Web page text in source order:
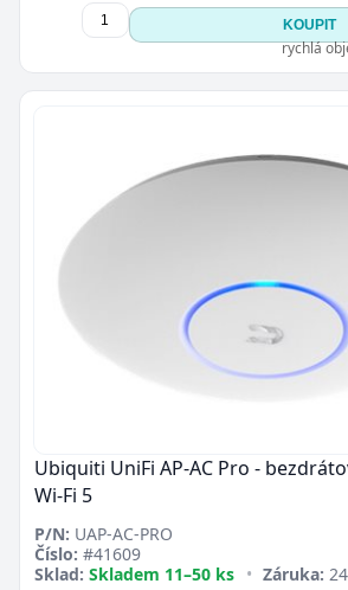
KOUPIT
rychlá
Ubiquiti UniFi AP-AC Pro -
Wi-Fi 5
P/N: UAP-AC-PRO
Číslo: #41609
Sklad: Skladem 11–50 ks • Záruka: